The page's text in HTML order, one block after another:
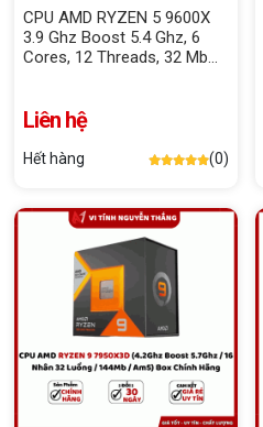
CPU AMD RYZEN 5 9600X
3.9 Ghz Boost 5.4 Ghz, 6
Cores, 12 Threads, 32 Mb
Liên hệ
Hết hàng (0)